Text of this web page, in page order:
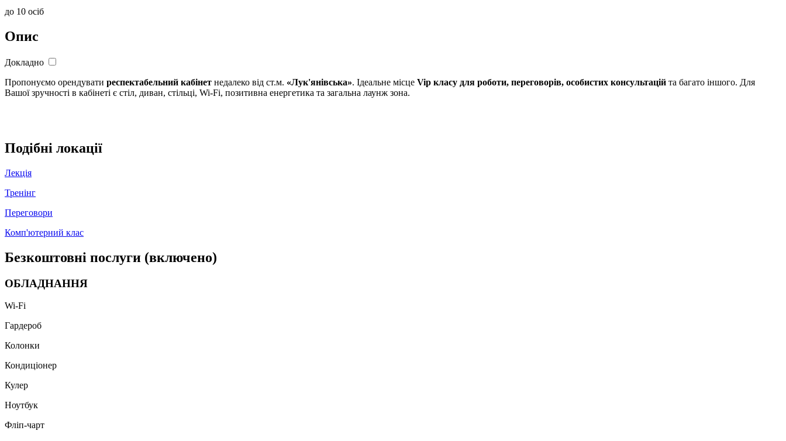
до 10 осіб
Опис
Докладно
Пропонуємо орендувати респектабельний кабінет недалеко від ст.м. «Лук'янівська». Ідеальне місце Vip класу для роботи, переговорів, особистих консультацій та багато іншого. Для
Вашої зручності в кабінеті є стіл, диван, стільці, Wi-Fi, позитивна енергетика та загальна лаунж зона.
Подібні локації
Лекція
Тренінг
Переговори
Комп'ютерний клас
Безкоштовні послуги (включено)
ОБЛАДНАННЯ
Wi-Fi
Гардероб
Колонки
Кондиціонер
Кулер
Ноутбук
Фліп-чарт